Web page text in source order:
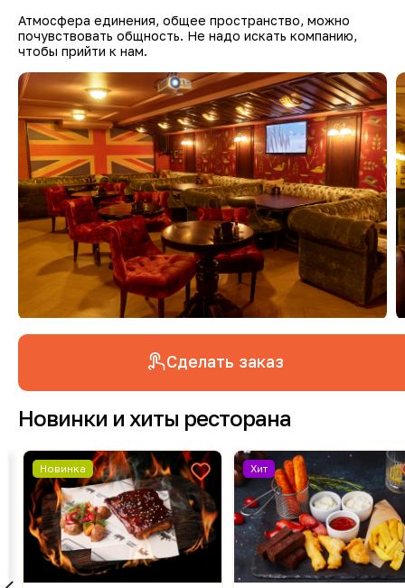
Атмосфера единения, общее пространство, можно
почувствовать общность. Не надо искать компанию,
чтобы прийти к нам.
Сделать заказ
Новинки и хиты ресторана
Новинка Хит